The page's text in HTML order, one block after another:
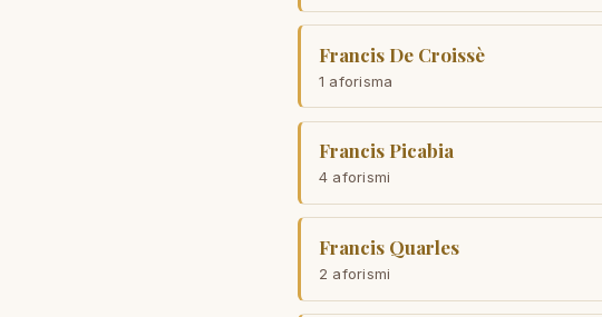
Francis De Croissè
1 aforisma
Francis Picabia
4 aforismi
Francis Quarles
2 aforismi